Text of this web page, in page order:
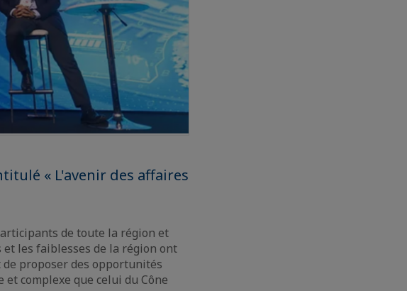
« L'avenir des affaires
de toute la région et
les faiblesses de la région ont
proposer des opportunités
complexe que celui du Cône